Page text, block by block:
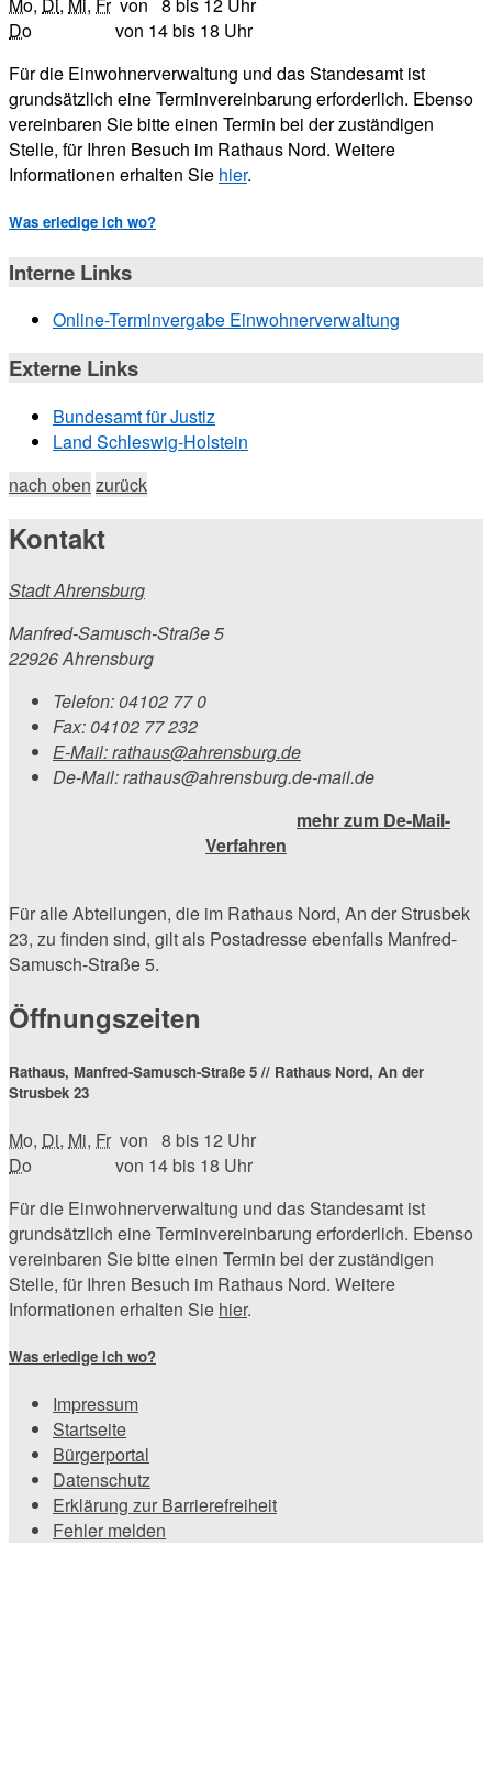
Mo, Di, Mi, Frvon 8 bis 12 Uhr
Do von 14 bis 18 Uhr
Für die Einwohnerverwaltung und das Standesamt ist
grundsätzlich eine Terminvereinbarung erforderlich. Ebenso
vereinbaren Sie bitte einen Termin bei der zuständigen
Stelle, für Ihren Besuch im Rathaus Nord. Weitere
Informationen erhalten Sie hier.
Was erledige ich wo?
Interne Links
Online-Terminvergabe Einwohnerverwaltung
Externe Links
Bundesamt für Justiz
Land Schleswig-Holstein
nach oben zurück
Kontakt
Stadt Ahrensburg
Manfred-Samusch-Straße 5
22926 Ahrensburg
Telefon: 04102 77 0
Fax: 04102 77 232
E-Mail:rathaus@ahrensburg.de
De-Mail: rathaus@ahrensburg.de-mail.de
mehr zum De-Mail-
Verfahren
Für alle Abteilungen, die im Rathaus Nord, An der Strusbek
23, zu finden sind, gilt als Postadresse ebenfalls Manfred-
Samusch-Straße 5.
Öffnungszeiten
Rathaus, Manfred-Samusch-Straße 5 // Rathaus Nord, An der
Strusbek 23
Mo, Di, Mi, Fr von 8 bis 12 Uhr
Do von 14 bis 18 Uhr
Für die Einwohnerverwaltung und das Standesamt ist
grundsätzlich eine Terminvereinbarung erforderlich. Ebenso
vereinbaren Sie bitte einen Termin bei der zuständigen
Stelle, für Ihren Besuch im Rathaus Nord. Weitere
Informationen erhalten Sie hier.
Was erledige ich wo?
Impressum
Startseite
Bürgerportal
Datenschutz
Erklärung zur Barrierefreiheit
Fehler melden